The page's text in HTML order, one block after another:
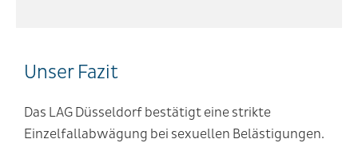
Unser Fazit
Das LAG Düsseldorf bestätigt eine strikte
Einzelfallabwägung bei sexuellen Belästigungen.